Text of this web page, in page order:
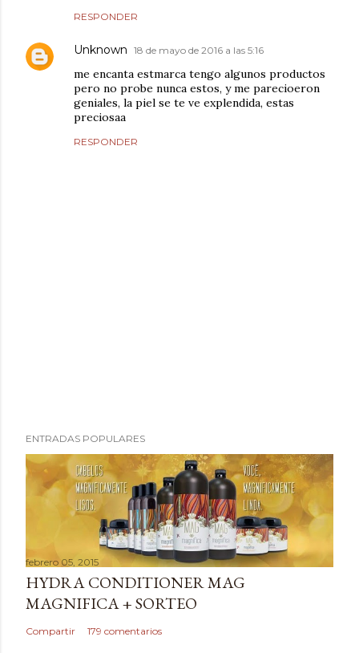
RESPONDER
Unknown 18 de mayo de 2016 a las 5:16
me encanta estmarca tengo algunos productos
pero no probe nunca estos, y me parecioeron
geniales, la piel se te ve explendida, estas
preciosaa
RESPONDER
u
b
a
r
u
n
c
ENTRADAS POPULARES
febrero 05, 2015
HYDRA CONDITIONER MAG
MAGNIFICA + SORTEO
Compartir 179 comentarios